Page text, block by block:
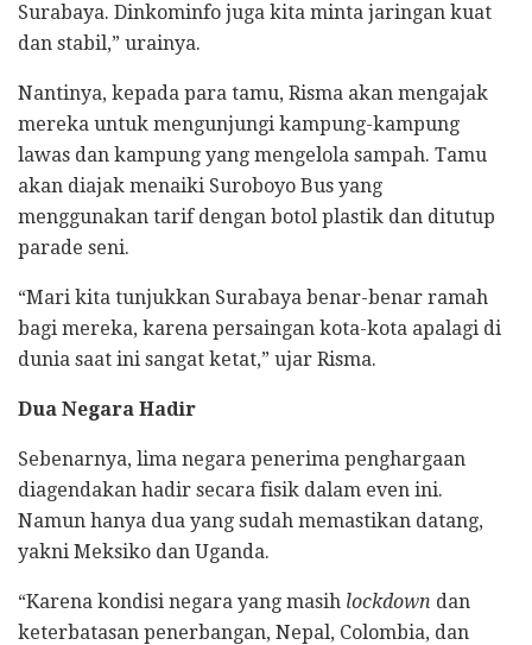
Surabaya. Dinkominfo juga kita minta jaringan kuat
dan stabil,” urainya.
Nantinya, kepada para tamu, Risma akan mengajak
mereka untuk mengunjungi kampung-kampung
lawas dan kampung yang mengelola sampah. Tamu
akan diajak menaiki Suroboyo Bus yang
menggunakan tarif dengan botol plastik dan ditutup
parade seni.
“Mari kita tunjukkan Surabaya benar-benar ramah
bagi mereka, karena persaingan kota-kota apalagi di
dunia saat ini sangat ketat,” ujar Risma.
Dua Negara Hadir
Sebenarnya, lima negara penerima penghargaan
diagendakan hadir secara fisik dalam even ini.
Namun hanya dua yang sudah memastikan datang,
yakni Meksiko dan Uganda.
“Karena kondisi negara yang masih lockdown dan
keterbatasan penerbangan, Nepal, Colombia, dan